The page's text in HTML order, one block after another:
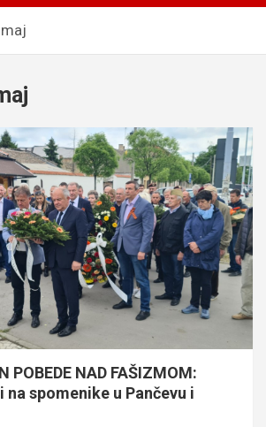
POBEDE NAD FAŠIZMOM:
spomenike u Pančevu i